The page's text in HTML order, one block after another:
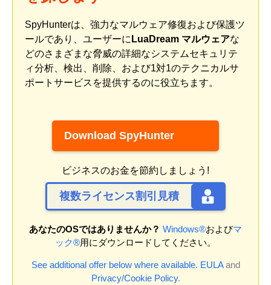
SpyHunterは、強力なマルウェア修復および保護ツ
ールであり、ユーザーに LuaDream マルウェアな
どのさまざまな脅威の詳細なシステムセキュリテ
ィ分析、検出、削除、および1対1のテクニカルサ
ポートサービスを提供するのに役立ちます。
Download SpyHunter
ビジネスのお金を節約しましょう!
複数ライセンス割引見積
あなたのOSではありませんか？ Windows®およびマ
ック®用にダウンロードしてください。
See additional offer below where available. EULAand
Privacy/Cookie Policy.